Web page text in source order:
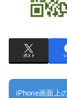
ポスト
iPhone画面上